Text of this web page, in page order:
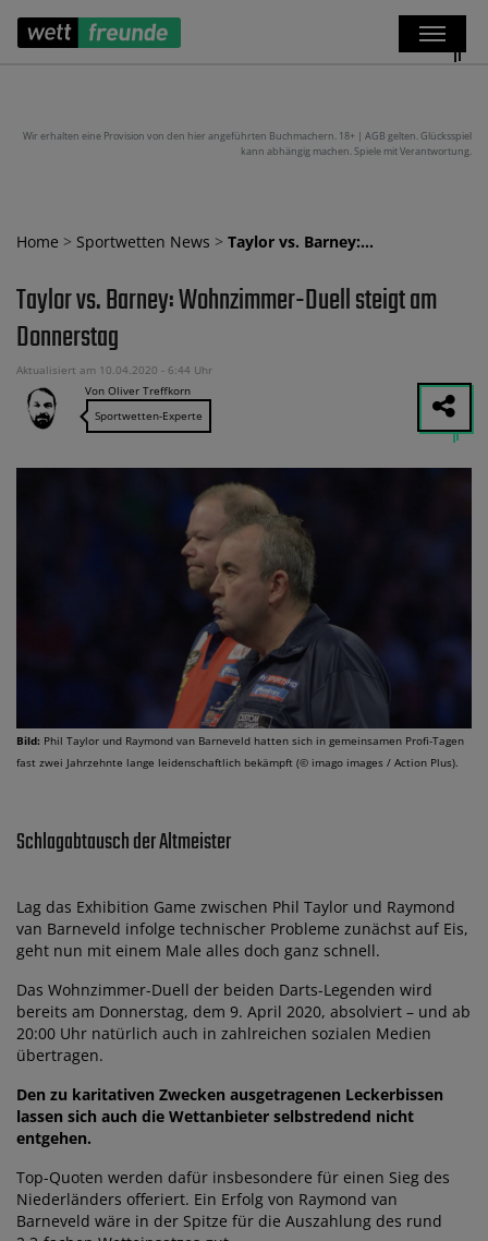
Wir erhalten eine Provision von den hier angeführten Buchmachern. 18+ | AGB gelten. Glücksspiel
kann abhängig machen. Spiele mit Verantwortung.
Home > Sportwetten News > Taylor vs. Barney:…
Taylor vs. Barney: Wohnzimmer-Duell steigt am
Donnerstag
Aktualisiert am 10.04.2020 - 6:44 Uhr
Von Oliver Treffkorn
Sportwetten-Experte
Bild: Phil Taylor und Raymond van Barneveld hatten sich in gemeinsamen Profi-Tagen
fast zwei Jahrzehnte lange leidenschaftlich bekämpft (© imago images / Action Plus).
Schlagabtausch der Altmeister
Lag das Exhibition Game zwischen Phil Taylor und Raymond
van Barneveld infolge technischer Probleme zunächst auf Eis,
geht nun mit einem Male alles doch ganz schnell.
Das Wohnzimmer-Duell der beiden Darts-Legenden wird
bereits am Donnerstag, dem 9. April 2020, absolviert – und ab
20:00 Uhr natürlich auch in zahlreichen sozialen Medien
übertragen.
Den zu karitativen Zwecken ausgetragenen Leckerbissen
lassen sich auch die Wettanbieter selbstredend nicht
entgehen.
Top-Quoten werden dafür insbesondere für einen Sieg des
Niederländers offeriert. Ein Erfolg von Raymond van
Barneveld wäre in der Spitze für die Auszahlung des rund